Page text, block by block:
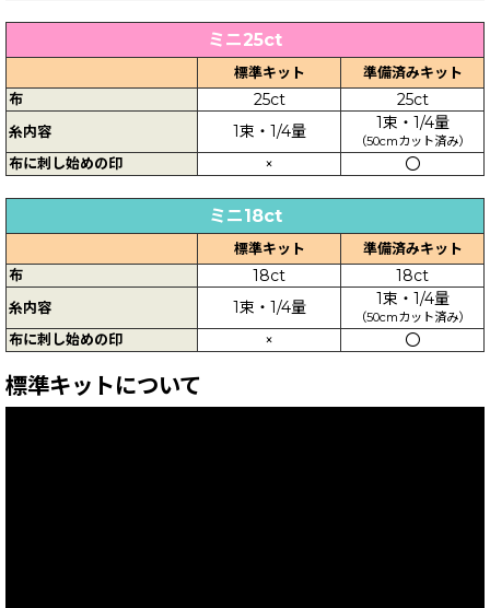
ミニ25ct
標準キット
準備済みキット
布
25ct 25ct
糸内容 1束・1/4量 1束・1/4量
（50cmカット済み）
布に刺し始めの印 × 〇
ミニ18ct
標準キット
準備済みキット
布
18ct 18ct
糸内容 1束・1/4量 1束・1/4量
（50cmカット済み）
布に刺し始めの印 × 〇
標準キットについて